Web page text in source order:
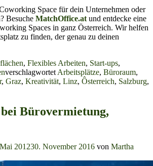
Space für dein Unternehmen oder
Besuche MatchOffice.at und entdecke eine
Spaces in ganz Österreich. Wir helfen
zu finden, der genau zu deinen
, Flexibles Arbeiten, Start-ups,
verschlagwortet Arbeitsplätze, Büroraum,
, Graz, Kreativität, Linz, Ôsterreich, Salzburg,
Bürovermietung,
201230. November 2016 von Martha